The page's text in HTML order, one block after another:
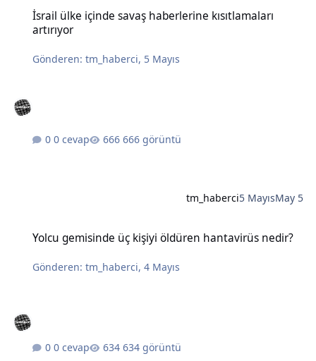
İsrail ülke içinde savaş haberlerine kısıtlamaları
artırıyor
Gönderen:tm_haberci, 5 Mayıs
0 cevap 666 görüntü
tm_haberci5 MayısMay 5
Yolcu gemisinde üç kişiyi öldüren hantavirüs nedir?
Gönderen:tm_haberci,4 Mayıs
0 cevap 634 görüntü